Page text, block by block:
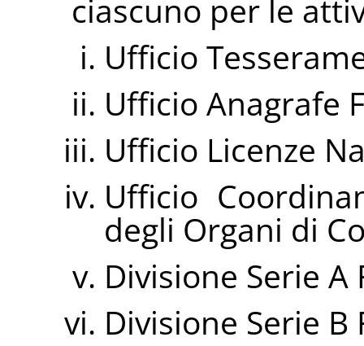
ciascuno per le
Ufficio
Ufficio Anagrafe
Ufficio Licenze
Ufficio
degli Organi di
Divisione Serie
Divisione Serie